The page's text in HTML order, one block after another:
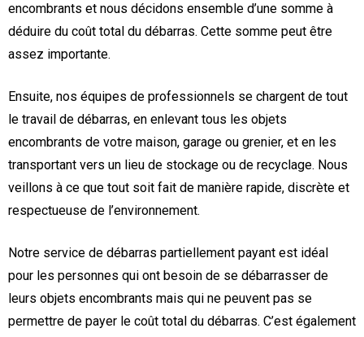
encombrants et nous décidons ensemble d’une somme à
déduire du coût total du débarras. Cette somme peut être
assez importante.
Ensuite, nos équipes de professionnels se chargent de tout
le travail de débarras, en enlevant tous les objets
encombrants de votre maison, garage ou grenier, et en les
transportant vers un lieu de stockage ou de recyclage. Nous
veillons à ce que tout soit fait de manière rapide, discrète et
respectueuse de l’environnement.
Notre service de débarras partiellement payant est idéal
pour les personnes qui ont besoin de se débarrasser de
leurs objets encombrants mais qui ne peuvent pas se
permettre de payer le coût total du débarras. C’est également